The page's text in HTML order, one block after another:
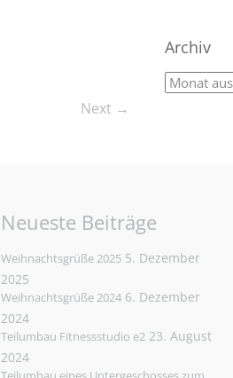
Next →
Archiv
Neueste Beiträge
Weihnachtsgrüße 2025 5. Dezember
2025
Weihnachtsgrüße 2024 6. Dezember
2024
Teilumbau Fitnessstudio e2 23. August
2024